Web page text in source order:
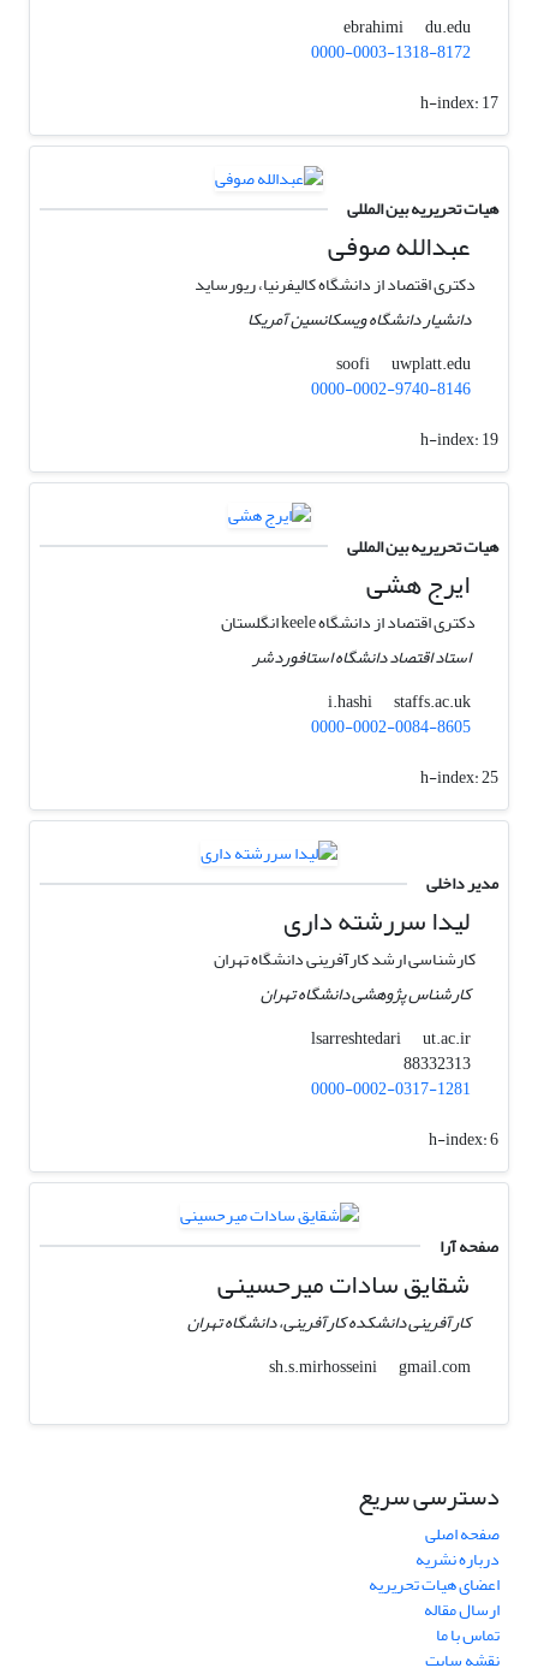
ebrahimi
du.edu
0000-0003-1318-8172
h-index:17
هیات تحریریه بین المللی
عبدالله صوفی
دکتری اقتصاد از دانشگاه کالیفرنیا، ریورساید
دانشیار دانشگاه ویسکانسین آمریکا
soofi
uwplatt.edu
0000-0002-9740-8146
h-index:19
هیات تحریریه بین المللی
ایرج هشی
دکتری اقتصاد از دانشگاه keele انگلستان
استاد اقتصاد دانشگاه استافوردشر
i.hashi
staffs.ac.uk
0000-0002-0084-8605
h-index:25
مدیر داخلی
لیدا سررشته داری
کارشناسی ارشد کارآفرینی دانشگاه تهران
کارشناس پژوهشی دانشگاه تهران
lsarreshtedari
ut.ac.ir
88332313
0000-0002-0317-1281
h-index:6
صفحه آرا
شقایق سادات میرحسینی
کارآفرینی دانشکده کارآفرینی، دانشگاه تهران
sh.s.mirhosseini
gmail.com
دسترسی سریع
صفحه اصلی
درباره نشریه
اعضای هیات تحریریه
ارسال مقاله
تماس با ما
نقشه سایت